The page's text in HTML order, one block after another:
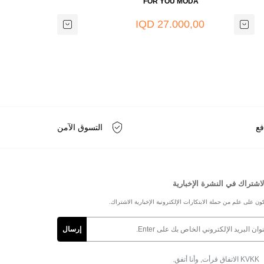
27.000,00 IQD
التسوق الآمن
في النشرة الإخبارية
على علم من حملة الابتكارات الإلكترونية الإخبارية الاشتراك.
KVKK الاتفاق قرأت, وأنا أتفق.